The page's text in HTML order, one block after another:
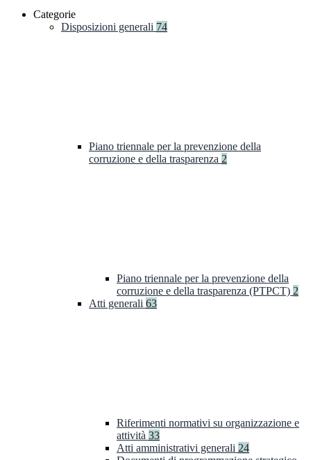
Categorie
Disposizioni generali 74
Piano triennale per la prevenzione della
corruzione e della trasparenza 2
Piano triennale per la prevenzione della
corruzione e della trasparenza (PTPCT) 2
Atti generali 63
Riferimenti normativi su organizzazione e
attività 33
Atti amministrativi generali 24